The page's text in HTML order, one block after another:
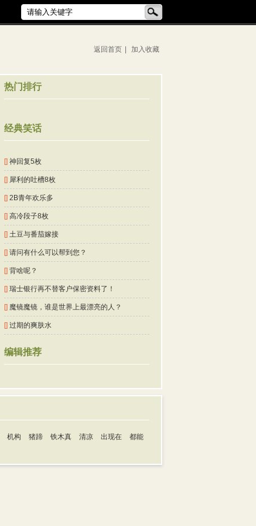
返回首页 加入收藏
热门排行
经典笑话
[] 神回复5枚
[] 犀利的吐槽8枚
[] 2B青年欢乐多
[] 高冷段子8枚
[] 土豆与番茄嫁接
[] 请问有什么可以帮到您？
[] 背啥呢？
[] 瑞士银行再不替客户保密资料了！
[] 魔镜魔镜，谁是世界上最漂亮的人？
[] 过期的爽肤水
编辑推荐
机构 猪蹄 铁木真 清凉 出现在
都能